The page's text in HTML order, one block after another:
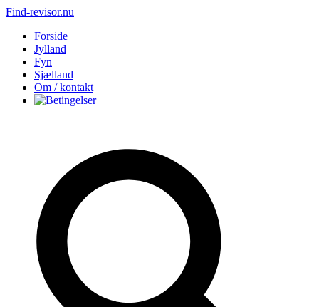
Find-revisor.nu
Forside
Jylland
Fyn
Sjælland
Om / kontakt